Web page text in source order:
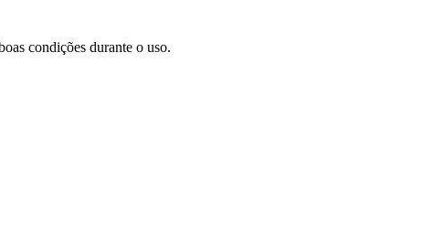
condições durante o uso.